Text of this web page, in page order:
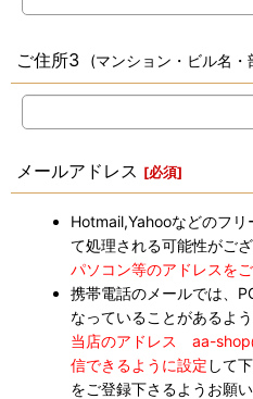
ご住所3 (マンション・ビル名・
メールアドレス [必須]
Hotmail,Yahooなどのフ
て処理される可能性がご
パソコン等のアドレスを
携帯電話のメールでは、
なっていることがあるよ
当店のアドレス aa-
信できるように設定 して
をご登録下さるようお願